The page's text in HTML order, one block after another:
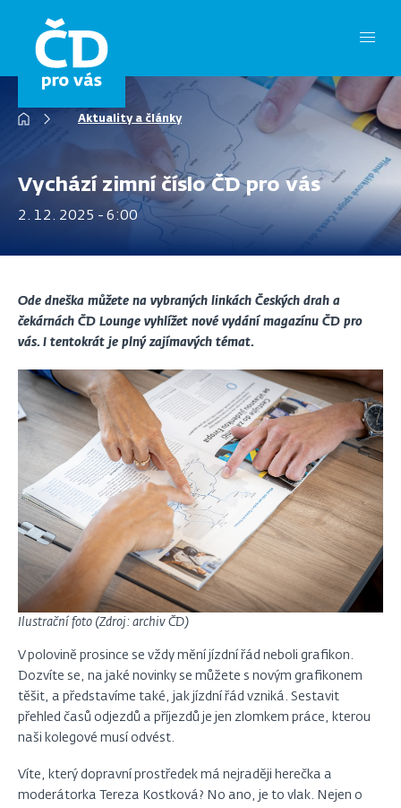
hlavnímu
Drobečková
Aktuality a články
Vychází zimní číslo ČD pro vás
2. 12. 2025 - 6:00
Ode dneška můžete na vybraných linkách Českých drah a
čekárnách ČD Lounge vyhlížet nové vydání magazínu ČD pro
vás. I tentokrát je plný zajímavých témat.
Ilustrační foto (Zdroj: archiv ČD)
V polovině prosince se vždy mění jízdní řád neboli grafikon.
Dozvíte se, na jaké novinky se můžete s novým grafikonem
těšit, a představíme také, jak jízdní řád vzniká. Sestavit
přehled časů odjezdů a příjezdů je jen zlomkem práce, kterou
naši kolegové musí odvést.
Víte, který dopravní prostředek má nejraději herečka a
moderátorka Tereza Kostková? No ano, je to vlak. Nejen o